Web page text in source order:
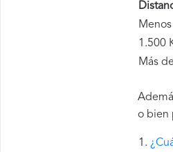
1.500
Más
o bien